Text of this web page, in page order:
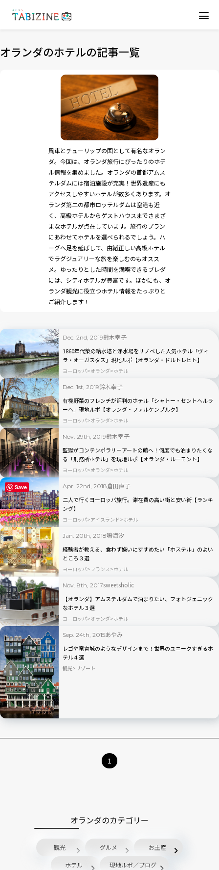
オランダのホテルの記事一覧
風車とチューリップの国として有名なオラン
ダ。今回は、オランダ旅行にぴったりのホテ
ル情報を集めました。オランダの首都アムス
テルダムには宿泊施設が充実！世界遺産にも
アクセスしやすいホテルが数多くあります。オ
ランダ第二の都市ロッテルダムは空港も近
く、高級ホテルからゲストハウスまでさまざ
まなホテルが点在しています。旅行のプラン
にあわせてホテルを選べられるでしょう。ハ
ーグへ足を延ばして、由緒正しい高級ホテル
でラグジュアリーな旅を楽しむのもオスス
メ。ゆったりとした時間を満喫できるブレダ
には、シティホテルが豊富です。ほかにも、オ
ランダ観光に役立つホテル情報をたっぷりと
ご紹介します！
Dec. 2nd, 2019鈴木幸子
1860年代築の給水塔と浄水場をリノベした人気ホテル「ヴィ
ラ・オーガスタス」現地ルポ【オランダ・ドルトレヒト】
ヨーロッパ オランダ ホテル
Dec. 1st, 2019鈴木幸子
有機野菜のフレンチが評判のホテル「シャトー・セントヘルラ
ーヘ」現地ルポ【オランダ・ファルケンブルク】
ヨーロッパ オランダ ホテル
Nov. 29th, 2019鈴木幸子
監獄がコンテンポラリーアートの館へ！何度でも泊まりたくな
る「刑務所ホテル」を現地ルポ【オランダ・ルーモント】
ヨーロッパ オランダ ホテル
Apr. 22nd, 2018倉田直子
二人で行くヨーロッパ旅行。滞在費の高い街と安い街【ランキ
ング】
ヨーロッパ アイスランド ホテル
Jan. 20th, 2018鳴海汐
経験者が教える、食わず嫌いにすすめたい「ホステル」のよい
ところ３選
ヨーロッパ フランス ホテル
Nov. 8th, 2017sweetsholic
【オランダ】アムステルダムで泊まりたい、フォトジェニック
なホテル３選
ヨーロッパ オランダ ホテル
Sep. 24th, 2015あやみ
レゴや竜宮城のようなデザインまで！世界のユニークすぎるホ
テル４選
観光 リゾート
1
オランダのカテゴリー
観光 グルメ お土産
ホテル 現地ルポ／ブログ
Save